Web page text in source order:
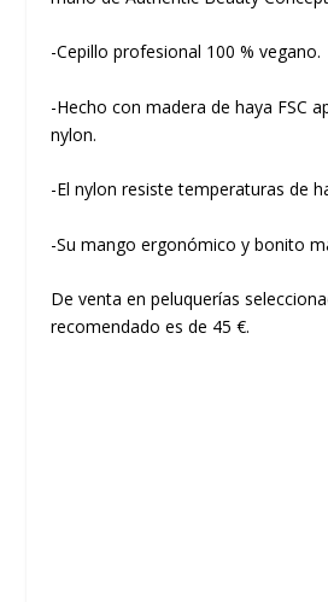
-Cepillo profesional 100 % vegano.
-Hecho con madera de haya FSC
nylon.
-El nylon resiste temperaturas de
-Su mango ergonómico y bonito
De venta en peluquerías
recomendado es de 45 €.